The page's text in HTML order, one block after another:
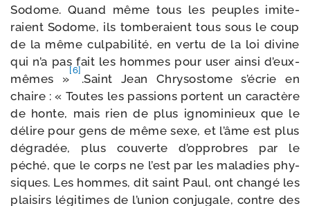
Sodome. Quand même tous les peuples imi­te­
raient Sodome, ils tom­be­raient tous sous le coup
de la même culpa­bi­li­té, en ver­tu de la loi divine
qui n’a pas fait les hommes pour user ain­si d’eux-
mêmes »
[6]
.Saint Jean Chrysostome s’écrie en
chaire : « Toutes les pas­sions portent un carac­tère
de honte, mais rien de plus igno­mi­nieux que le
délire pour gens de même sexe, et l’âme est plus
dégra­dée, plus cou­verte d’opprobres par le
péché, que le corps ne l’est par les mala­dies phy­
siques. Les hommes, dit saint Paul, ont chan­gé les
plai­sirs légi­times de l’union conju­gale, contre des